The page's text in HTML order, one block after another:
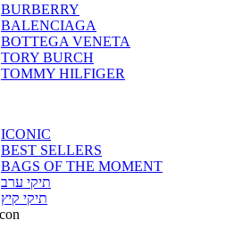
BURBERRY
BALENCIAGA
BOTTEGA VENETA
TORY BURCH
TOMMY HILFIGER
ICONIC
BEST SELLERS
BAGS OF THE MOMENT
תיקי ערב
תיקי קיץ